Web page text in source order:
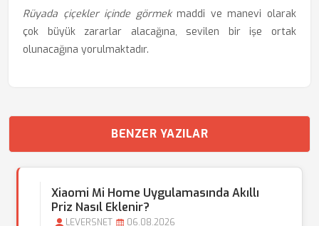
Rüyada çiçekler içinde görmekmaddi ve manevi olarak
çok büyük zararlar alacağına, sevilen bir işe ortak
olunacağına yorulmaktadır.
BENZER YAZILAR
Xiaomi Mi Home Uygulamasında Akıllı
Priz Nasıl Eklenir?
LEVERSNET 06.08.2026